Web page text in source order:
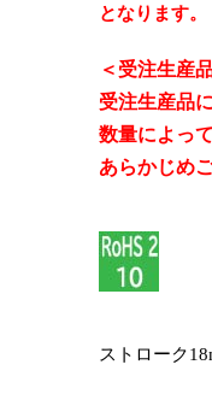
となります。
＜受注生産
受注生産品
数量によっ
あらかじめ
ストローク